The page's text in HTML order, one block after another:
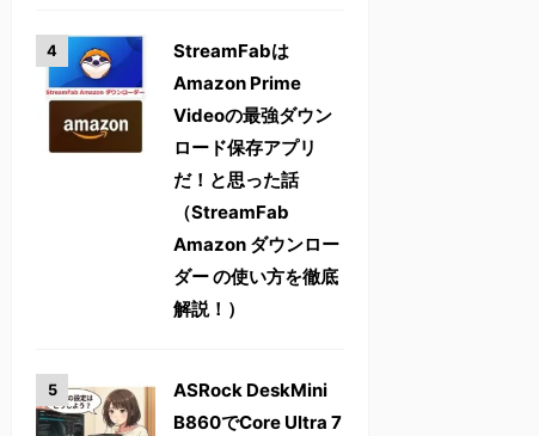
StreamFabは
Amazon Prime
Videoの最強ダウン
ロード保存アプリ
だ！と思った話
（StreamFab
Amazon ダウンロー
ダー の使い方を徹底
解説！）
ASRock DeskMini
B860でCore Ultra 7